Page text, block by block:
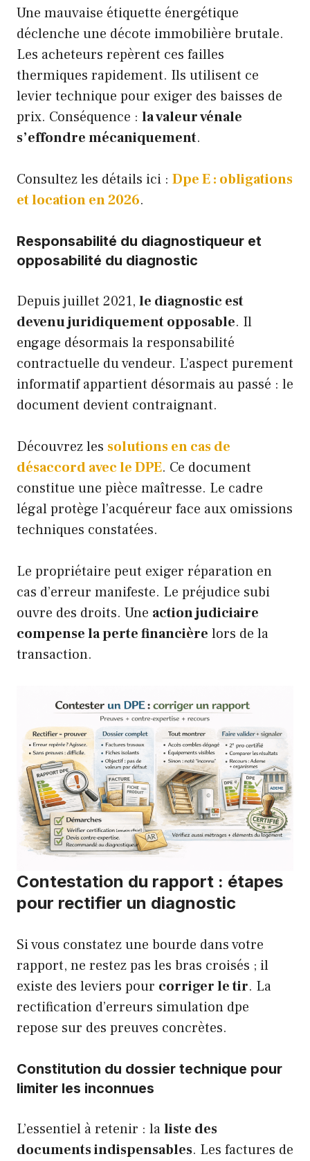
Une mauvaise étiquette énergétique
déclenche une décote immobilière brutale.
Les acheteurs repèrent ces failles
thermiques rapidement. Ils utilisent ce
levier technique pour exiger des baisses de
prix. Conséquence : la valeur vénale
s’effondre mécaniquement.
Consultez les détails ici : Dpe E : obligations
et location en 2026.
Responsabilité du diagnostiqueur et
opposabilité du diagnostic
Depuis juillet 2021, le diagnostic est
devenu juridiquement opposable. Il
engage désormais la responsabilité
contractuelle du vendeur. L’aspect purement
informatif appartient désormais au passé : le
document devient contraignant.
Découvrez les solutions en cas de
désaccord avec le DPE. Ce document
constitue une pièce maîtresse. Le cadre
légal protège l’acquéreur face aux omissions
techniques constatées.
Le propriétaire peut exiger réparation en
cas d’erreur manifeste. Le préjudice subi
ouvre des droits. Une action judiciaire
compense la perte financière lors de la
transaction.
Contestation du rapport : étapes
pour rectifier un diagnostic
Si vous constatez une bourde dans votre
rapport, ne restez pas les bras croisés ; il
existe des leviers pour corriger le tir. La
rectification d’erreurs simulation dpe
repose sur des preuves concrètes.
Constitution du dossier technique pour
limiter les inconnues
L’essentiel à retenir : laliste des
documents indispensables. Les factures de